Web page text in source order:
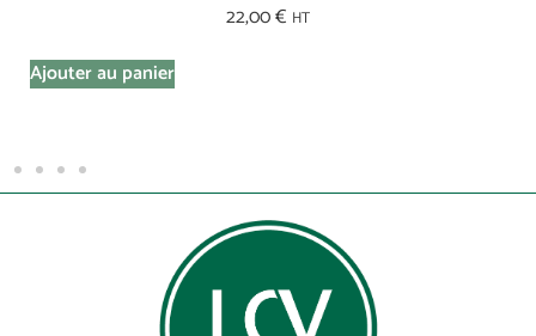
22,00€ HT
Ajouter au panier